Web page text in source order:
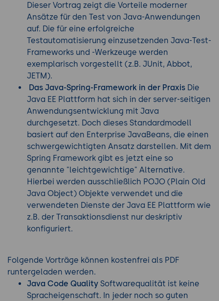
Dieser Vortrag zeigt die Vorteile moderner
Ansätze für den Test von Java-Anwendungen
auf. Die für eine erfolgreiche
Testautomatisierung einzusetzenden Java-Test-
Frameworks und -Werkzeuge werden
exemplarisch vorgestellt (z.B. JUnit, Abbot,
JETM).
Das Java-Spring-Framework in der Praxis Die
Java EE Plattform hat sich in der server-seitigen
Anwendungsentwicklung mit Java
durchgesetzt. Doch dieses Standardmodell
basiert auf den Enterprise JavaBeans, die einen
schwergewichtigten Ansatz darstellen. Mit dem
Spring Framework gibt es jetzt eine so
genannte "leichtgewichtige" Alternative.
Hierbei werden ausschließlich POJO (Plain Old
Java Object) Objekte verwendet und die
verwendeten Dienste der Java EE Plattform wie
z.B. der Transaktionsdienst nur deskriptiv
konfiguriert.
Folgende Vorträge können kostenfrei als PDF
runtergeladen werden.
Java Code Quality Softwarequalität ist keine
Spracheigenschaft. In jeder noch so guten